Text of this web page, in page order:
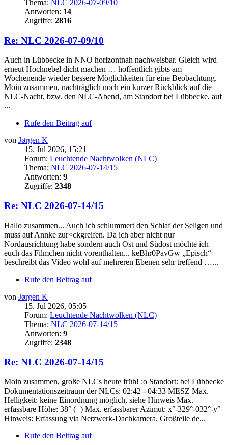
Thema: NLC 2026-07-09/10
Antworten: 14
Zugriffe: 2816
Re: NLC 2026-07-09/10
Auch in Lübbecke in NNO horizontnah nachweisbar. Gleich wird
erneut Hochnebel dicht machen … hoffentlich gibts am
Wochenende wieder bessere Möglichkeiten für eine Beobachtung.
Moin zusammen, nachträglich noch ein kurzer Rückblick auf die
NLC-Nacht, bzw. den NLC-Abend, am Standort bei Lübbecke, auf
...
Rufe den Beitrag auf
von Jørgen K
15. Jul 2026, 15:21
Forum: Leuchtende Nachtwolken (NLC)
Thema: NLC 2026-07-14/15
Antworten: 9
Zugriffe: 2348
Re: NLC 2026-07-14/15
Hallo zusammen... Auch ich schlummert den Schlaf der Seligen und
muss auf Annke zur<ckgreifen. Da ich aber nicht nur
Nordausrichtung habe sondern auch Ost und Südost möchte ich
euch das Filmchen nicht vorenthalten... keBhr0PavGw „Episch“
beschreibt das Video wohl auf mehreren Ebenen sehr treffend …...
Rufe den Beitrag auf
von Jørgen K
15. Jul 2026, 05:05
Forum: Leuchtende Nachtwolken (NLC)
Thema: NLC 2026-07-14/15
Antworten: 9
Zugriffe: 2348
Re: NLC 2026-07-14/15
Moin zusammen, große NLCs heute früh! :o Standort: bei Lübbecke
Dokumentationszeitraum der NLCs: 02:42 - 04:33 MESZ Max.
Helligkeit: keine Einordnung möglich, siehe Hinweis Max.
erfassbare Höhe: 38° (+) Max. erfassbarer Azimut: x°-329°-032°-y°
Hinweis: Erfassung via Netzwerk-Dachkamera, Großteile de...
Rufe den Beitrag auf